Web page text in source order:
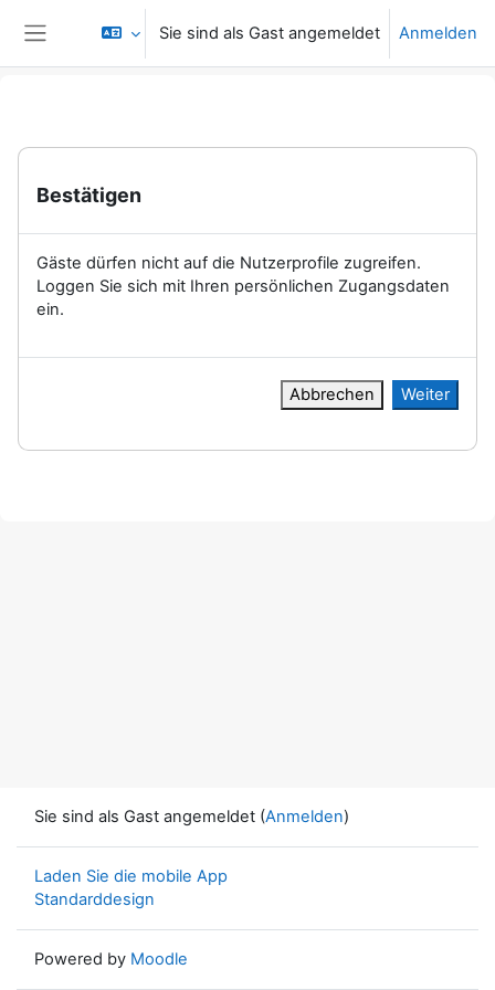
Website-Übersicht
Sie sind als Gast angemeldet Anmelden
Bestätigen
Gäste dürfen nicht auf die Nutzerprofile zugreifen.
Loggen Sie sich mit Ihren persönlichen Zugangsdaten
ein.
Abbrechen Weiter
Sie sind als Gast angemeldet (Anmelden)
Laden Sie die mobile App
Standarddesign
Powered by Moodle